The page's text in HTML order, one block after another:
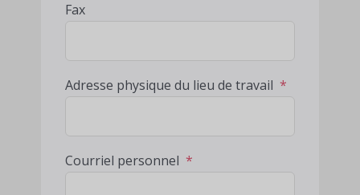
Fax
Adresse physique du lieu de travail *
Courriel personnel *